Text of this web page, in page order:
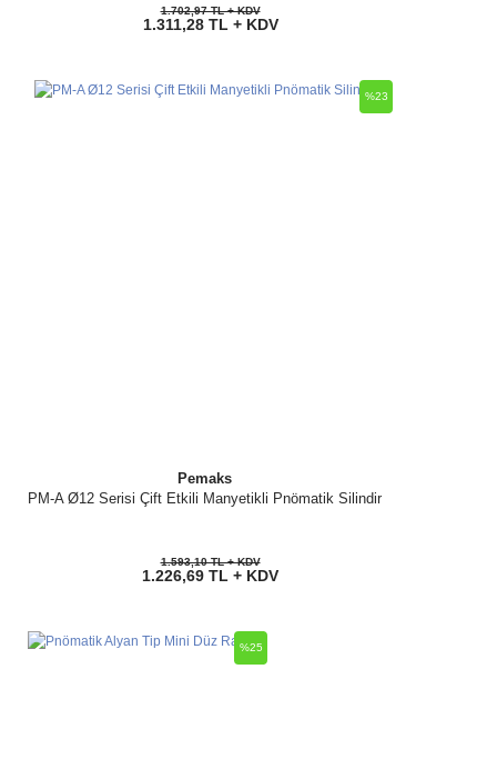
1.702,97 TL + KDV
1.311,28 TL + KDV
Pemaks
PM-A Ø12 Serisi Çift Etkili Manyetikli Pnömatik Silindir
%23
1.593,10 TL + KDV
1.226,69 TL + KDV
%25